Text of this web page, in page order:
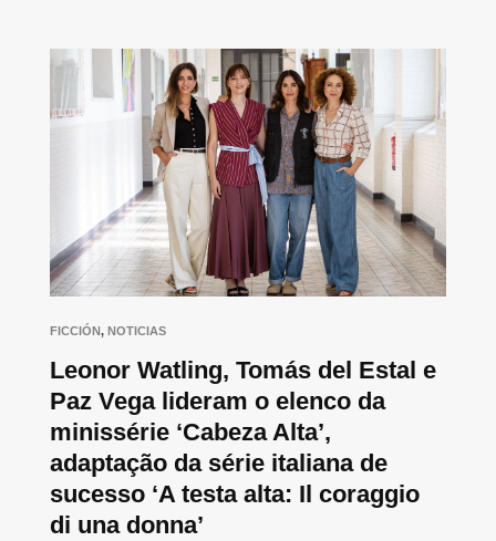
Leonor Watling, Tomás del Estal e
Paz Vega lideram o elenco da
minissérie ‘Cabeza Alta’,
adaptação da série italiana de
sucesso ‘A testa alta: Il coraggio
di una donna’
FICCIÓN, NOTICIAS